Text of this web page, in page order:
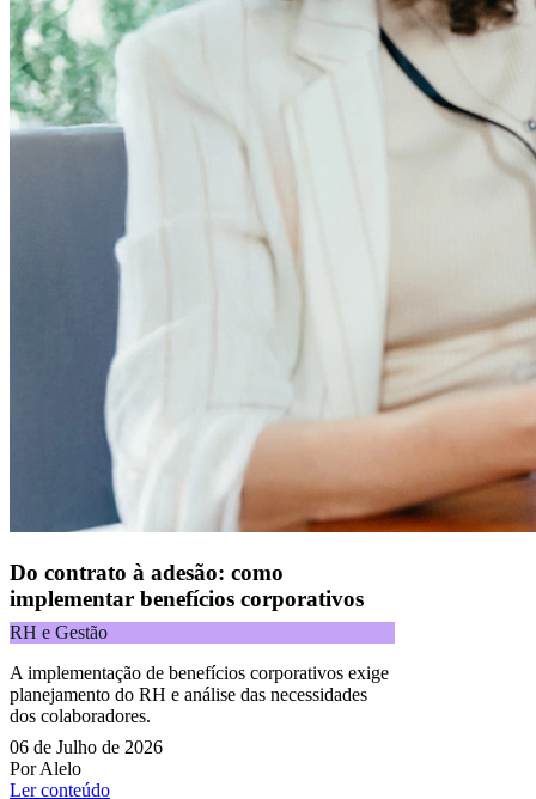
Do contrato à adesão: como
implementar benefícios corporativos
RH e Gestão
A implementação de benefícios corporativos exige
planejamento do RH e análise das necessidades
dos colaboradores.
06 de Julho de 2026
Por Alelo
Ler conteúdo